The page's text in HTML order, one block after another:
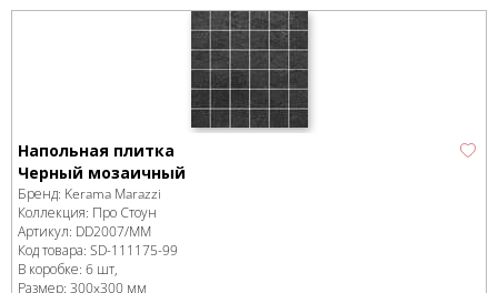
Напольная плитка
Черный мозаичный
Бренд: Kerama Marazzi
Коллекция: Про Стоун
Артикул: DD2007/MM
Код товара: SD-111175-99
В коробке: 6 шт,
Размер: 300x300 мм